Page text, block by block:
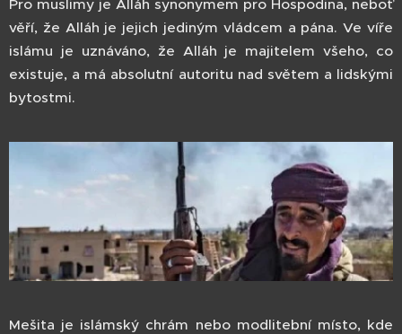
Pro muslimy je Alláh synonymem pro Hospodina, neboť
věří, že Alláh je jejich jediným vládcem a pána. Ve víře
islámu je uznáváno, že Alláh je majitelem všeho, co
existuje, a má absolutní autoritu nad světem a lidskými
bytostmi.
Mešita je islámský chrám nebo modlitební místo, kde